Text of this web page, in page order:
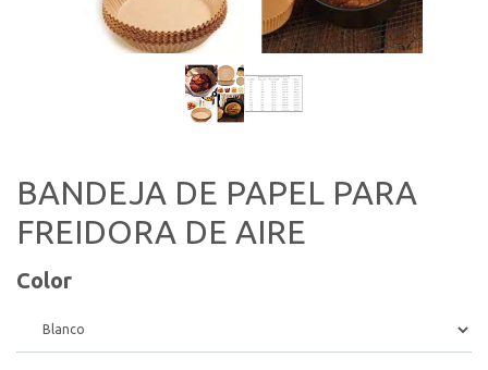
BANDEJA DE PAPEL PARA
FREIDORA DE AIRE
Color